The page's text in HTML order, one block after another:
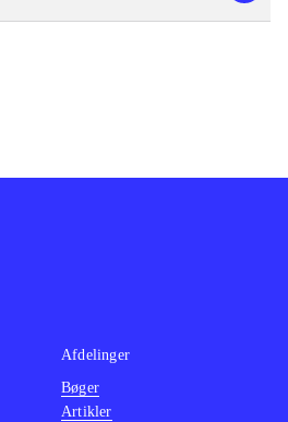
Afdelinger
Bøger
Artikler